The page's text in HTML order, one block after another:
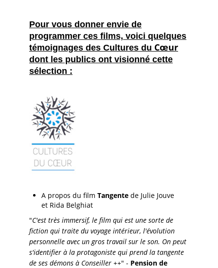
Pour vous donner envie de
programmer ces films, voici quelques
témoignages des Cultures du Cœur
dont les publics ont visionné cette
sélection :
A propos du film Tangente de Julie Jouve
et Rida Belghiat
"C'est très immersif, le film qui est une sorte de
fiction qui traite du voyage intérieur, l'évolution
personnelle avec un gros travail sur le son. On peut
s'identifier à la protagoniste qui prend la tangente
de ses démons à Conseiller ++" - Pension de